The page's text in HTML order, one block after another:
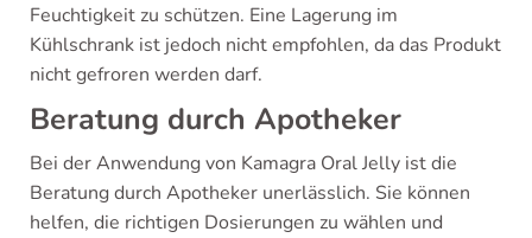
Feuchtigkeit zu schützen. Eine Lagerung im
Kühlschrank ist jedoch nicht empfohlen, da das Produkt
nicht gefroren werden darf.
Beratung durch Apotheker
Bei der Anwendung von Kamagra Oral Jelly ist die
Beratung durch Apotheker unerlässlich. Sie können
helfen, die richtigen Dosierungen zu wählen und